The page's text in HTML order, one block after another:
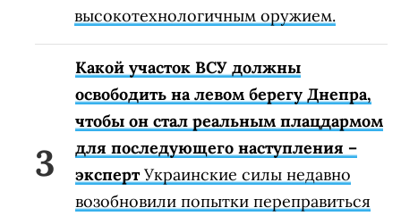
высокотехнологичным оружием.
Какой участок ВСУ должны
освободить на левом берегу Днепра,
чтобы он стал реальным плацдармом
для последующего наступления –
экспертУкраинские силы недавно
возобновили попытки переправиться